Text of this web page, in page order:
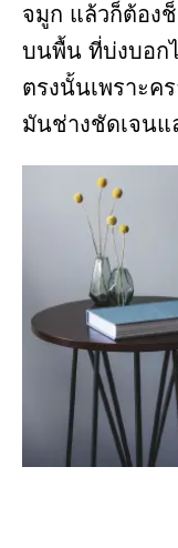
จมูก แล้วก็ต้องช็
บนพื้น ที่บ่งบอก
ตรงนั้นเพราะค
มันช่างชัดเจน